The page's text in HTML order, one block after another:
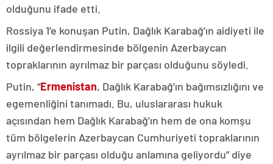
olduğunu ifade etti.
Rossiya 1’e konuşan Putin, Dağlık Karabağ’ın aidiyeti ile
ilgili değerlendirmesinde bölgenin Azerbaycan
topraklarının ayrılmaz bir parçası olduğunu söyledi.
Putin, “Ermenistan, Dağlık Karabağ’ın bağımsızlığını ve
egemenliğini tanımadı. Bu, uluslararası hukuk
açısından hem Dağlık Karabağ’ın hem de ona komşu
tüm bölgelerin Azerbaycan Cumhuriyeti topraklarının
ayrılmaz bir parçası olduğu anlamına geliyordu” diye